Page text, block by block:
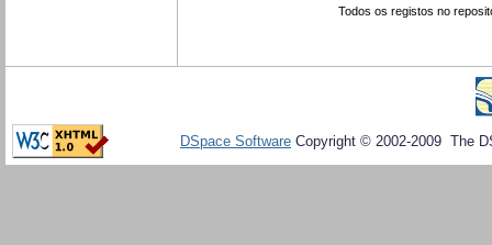
Todos os registos no
DSpace Software Copyright © 2002-2009 The